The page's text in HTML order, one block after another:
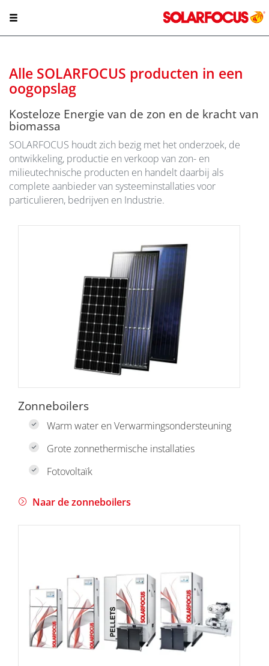
Alle SOLARFOCUS producten in een
oogopslag
Kosteloze Energie van de zon en de kracht van
biomassa
SOLARFOCUS houdt zich bezig met het onderzoek, de
ontwikkeling, productie en verkoop van zon- en
milieutechnische producten en handelt daarbij als
complete aanbieder van systeeminstallaties voor
particulieren, bedrijven en Industrie.
Zonneboilers
Warm water en Verwarmingsondersteuning
Grote zonnethermische installaties
Fotovoltaïk
Naar de zonneboilers